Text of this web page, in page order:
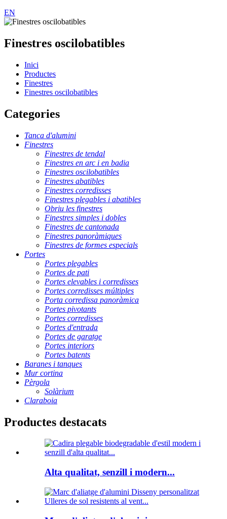
EN
Finestres oscilobatibles
Inici
Productes
Finestres
Finestres oscilobatibles
Categories
Tanca d'alumini
Finestres
Finestres de tendal
Finestres en arc i en badia
Finestres oscilobatibles
Finestres abatibles
Finestres corredisses
Finestres plegables i abatibles
Obriu les finestres
Finestres simples i dobles
Finestres de cantonada
Finestres panoràmiques
Finestres de formes especials
Portes
Portes plegables
Portes de pati
Portes elevables i corredisses
Portes corredisses múltiples
Porta corredissa panoràmica
Portes pivotants
Portes corredisses
Portes d'entrada
Portes de garatge
Portes interiors
Portes batents
Baranes i tanques
Mur cortina
Pèrgola
Solàrium
Claraboia
Productes destacats
Alta qualitat, senzill i modern...